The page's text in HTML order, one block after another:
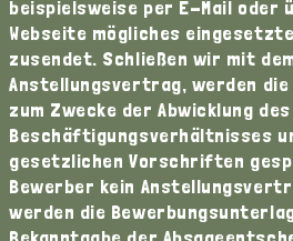
beispielsweise per E-Mail oder
Webseite mögliches
zusendet. Schließen wir mit
Anstellungsvertrag, werden
zum Zwecke der Abwicklung des
Beschäftigungsverhältnisses
gesetzlichen Vorschriften
Bewerber kein
werden die